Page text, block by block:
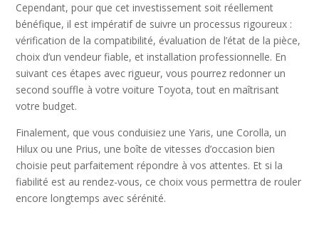
Cependant, pour que cet investissement soit réellement
bénéfique, il est impératif de suivre un processus rigoureux :
vérification de la compatibilité, évaluation de l’état de la pièce,
choix d’un vendeur fiable, et installation professionnelle. En
suivant ces étapes avec rigueur, vous pourrez redonner un
second souffle à votre voiture Toyota, tout en maîtrisant
votre budget.
Finalement, que vous conduisiez une Yaris, une Corolla, un
Hilux ou une Prius, une boîte de vitesses d’occasion bien
choisie peut parfaitement répondre à vos attentes. Et si la
fiabilité est au rendez-vous, ce choix vous permettra de rouler
encore longtemps avec sérénité.